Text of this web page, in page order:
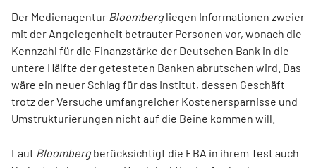
Der Medienagentur Bloombergliegen Informationen zweier
mit der Angelegenheit betrauter Personen vor, wonach die
Kennzahl für die Finanzstärke der Deutschen Bank in die
untere Hälfte der getesteten Banken abrutschen wird. Das
wäre ein neuer Schlag für das Institut, dessen Geschäft
trotz der Versuche umfangreicher Kostenersparnisse und
Umstrukturierungen nicht auf die Beine kommen will.
Laut Bloombergberücksichtigt die EBA in ihrem Test auch